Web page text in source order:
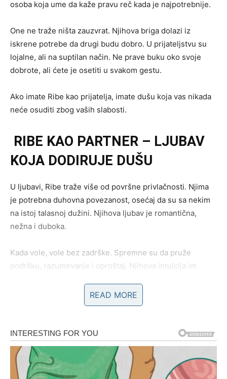
osoba koja ume da kaže pravu reč kada je najpotrebnije.
One ne traže ništa zauzvrat. Njihova briga dolazi iz
iskrene potrebe da drugi budu dobro. U prijateljstvu su
lojalne, ali na suptilan način. Ne prave buku oko svoje
dobrote, ali ćete je osetiti u svakom gestu.
Ako imate Ribe kao prijatelja, imate dušu koja vas nikada
neće osuditi zbog vaših slabosti.
RIBE KAO PARTNER – LJUBAV
KOJA DODIRUJE DUŠU
U ljubavi, Ribe traže više od površne privlačnosti. Njima
je potrebna duhovna povezanost, osećaj da su sa nekim
na istoj talasnoj dužini. Njihova ljubav je romantična,
nežna i duboka.
Kada vole, vole bez zadrške. Spremne su da pruže
podršku, razumevanje i oproštaj. Njihova intuicija im
vam je dan težak. Koji će se setiti sitnica koje su vam
važne. Koji će želeti da sa vama deli snove, planove i
tišinu.
READ MORE